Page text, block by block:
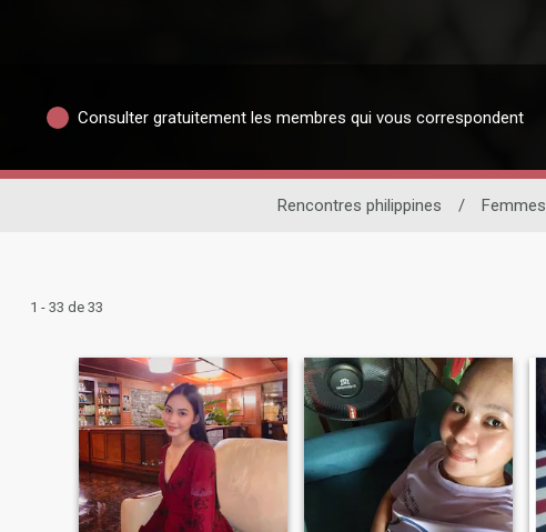
Consulter gratuitement les membres qui vous correspondent
Rencontres philippines / Femmes
1 - 33 de 33